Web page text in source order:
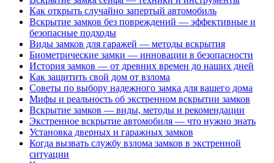
Как открыть случайно запертый автомобиль
Вскрытие замков без повреждений — эффективные и
безопасные подходы
Виды замков для гаражей — методы вскрытия
Биометрические замки — инновации в безопасности
История замков — от древних времен до наших дней
Как защитить свой дом от взлома
Советы по выбору надежного замка для вашего дома
Мифы и реальность об экстренном вскрытии замков
Вскрытие замков — виды, методы и рекомендации
Экстренное вскрытие автомобиля — что нужно знать
Установка дверных и гаражных замков
Когда вызвать службу взлома замков в экстренной
ситуации